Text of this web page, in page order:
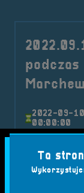
podczas
2022-09-10
00:00:00
W dniu 10
Ta